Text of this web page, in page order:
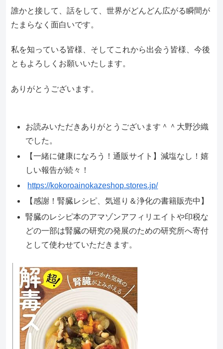
誰かと接して、話をして、世界がどんどん広がる瞬間が
たまらなく面白いです。
私を知っている皆様、そしてこれから出会う皆様、今後
ともよろしくお願いいたします。
ありがとうございます。
お読みいただきありがとうございます＾＾大野沙織
でした。
【一緒に健康になろう！通販サイト】減塩なし！嬉
しい報告が続々！
https://kokoroainokazeshop.stores.jp/
【感謝！腎臓レシピ、気巡り＆浄化の書籍販売中】
腎臓のレシピ本のアマゾンアフィリエイトや印税な
どの一部は腎臓の研究の発展のための研究所へ寄付
として使わせていただきます。